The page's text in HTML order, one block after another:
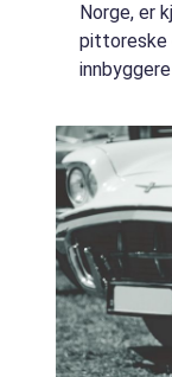
Norge, er
pittoreske
for å
...